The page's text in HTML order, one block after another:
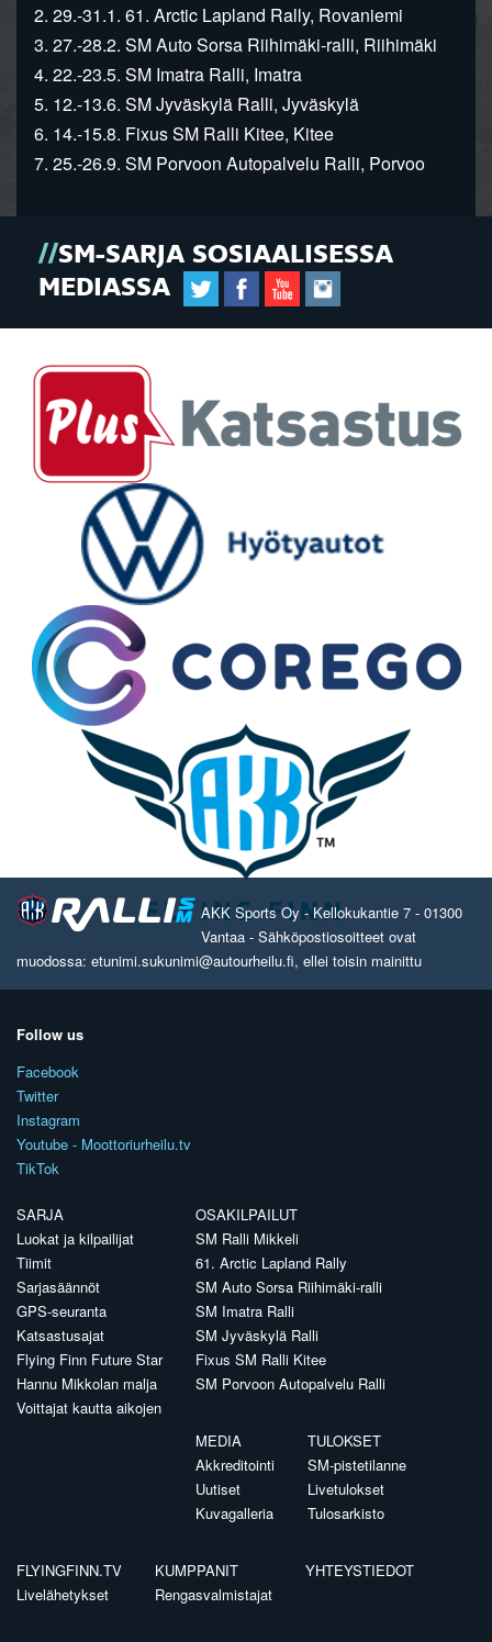
2. 29.-31.1. 61. Arctic Lapland Rally, Rovaniemi
3. 27.-28.2. SM Auto Sorsa Riihimäki-ralli, Riihimäki
4. 22.-23.5. SM Imatra Ralli, Imatra
5. 12.-13.6. SM Jyväskylä Ralli, Jyväskylä
6. 14.-15.8. Fixus SM Ralli Kitee, Kitee
7. 25.-26.9. SM Porvoon Autopalvelu Ralli, Porvoo
SM-SARJA SOSIAALISESSA
MEDIASSA
AKK Sports Oy - Kellokukantie 7 - 01300
Vantaa - Sähköpostiosoitteet ovat
muodossa: etunimi.sukunimi@autourheilu.fi, ellei toisin mainittu
Follow us
Facebook
Twitter
Instagram
Youtube - Moottoriurheilu.tv
TikTok
SARJA
Luokat ja kilpailijat
Tiimit
Sarjasäännöt
GPS-seuranta
Katsastusajat
Flying Finn Future Star
Hannu Mikkolan malja
Voittajat kautta aikojen
OSAKILPAILUT
SM Ralli Mikkeli
61. Arctic Lapland Rally
SM Auto Sorsa Riihimäki-ralli
SM Imatra Ralli
SM Jyväskylä Ralli
Fixus SM Ralli Kitee
SM Porvoon Autopalvelu Ralli
MEDIA
Akkreditointi
Uutiset
Kuvagalleria
TULOKSET
SM-pistetilanne
Livetulokset
Tulosarkisto
FLYINGFINN.TV
Livelähetykset
KUMPPANIT
Rengasvalmistajat
YHTEYSTIEDOT